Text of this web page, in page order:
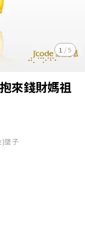
1 /5
來錢財媽祖
)墜子